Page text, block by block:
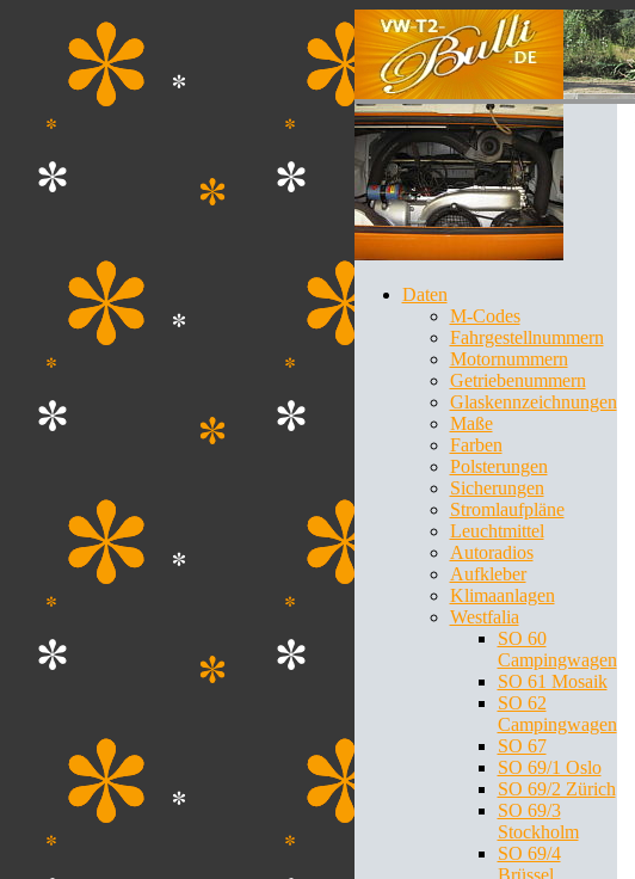
Daten
M-Codes
Fahrgestellnummern
Motornummern
Getriebenummern
Glaskennzeichnungen
Maße
Farben
Polsterungen
Sicherungen
Stromlaufpläne
Leuchtmittel
Autoradios
Aufkleber
Klimaanlagen
Westfalia
SO 60
Campingwagen
SO 61 Mosaik
SO 62
Campingwagen
SO 67
SO 69/1 Oslo
SO 69/2 Zürich
SO 69/3
Stockholm
SO 69/4
Brüssel